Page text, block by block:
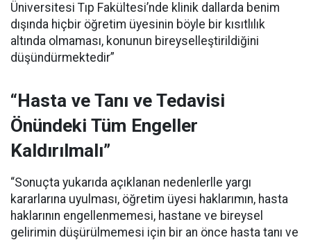
Üniversitesi Tıp Fakültesi’nde klinik dallarda benim
dışında hiçbir öğretim üyesinin böyle bir kısıtlılık
altında olmaması, konunun bireyselleştirildiğini
düşündürmektedir”
“Hasta ve Tanı ve Tedavisi
Önündeki Tüm Engeller
Kaldırılmalı”
“Sonuçta yukarıda açıklanan nedenlerlle yargı
kararlarına uyulması, öğretim üyesi haklarımın, hasta
haklarının engellenmemesi, hastane ve bireysel
gelirimin düşürülmemesi için bir an önce hasta tanı ve